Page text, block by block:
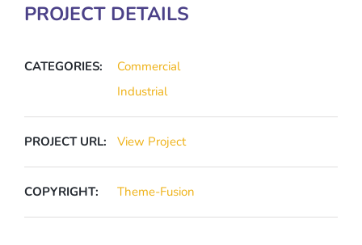
PROJECT DETAILS
CATEGORIES:
Commercial
Industrial
PROJECT URL: View Project
COPYRIGHT: Theme-Fusion